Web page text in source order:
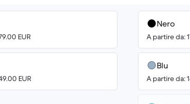
EUR
EUR
Nero
A partire da:
Blu
A partire da: